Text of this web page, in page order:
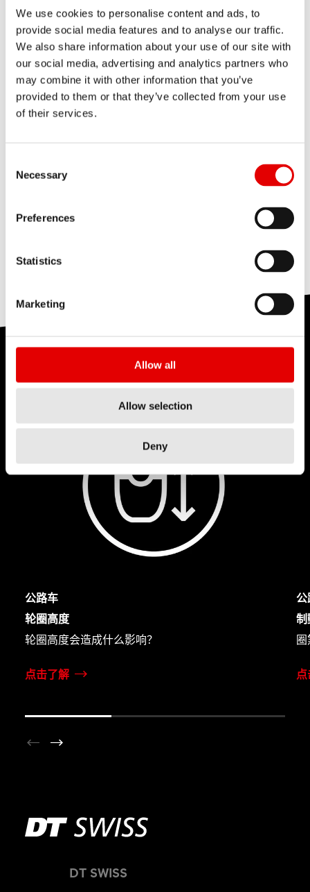
We use cookies to personalise content and ads, to
provide social media features and to analyse our traffic.
We also share information about your use of our site with
our social media, advertising and analytics partners who
may combine it with other information that you’ve
provided to them or that they’ve collected from your use
of their services.
Necessary
Preferences
Statistics
Marketing
Allow all
Allow selection
Deny
优点:
• 外胎选择丰富，因为是适合柏油路面骑乘的标准
尺寸。
• 大轮径赋予的骑乘稳定性。
• 具较好的转动惯性
缺点:
• 因为车圈需使用较长的钢丝和较多的材料，重量
其他轮组特性
公路车
轮圈高度
轮圈高度会造成什么影响？
点击了解
公
制
DT SWISS